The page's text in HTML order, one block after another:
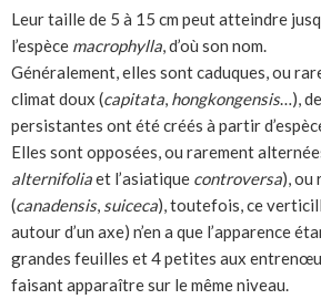
Leur taille de 5 à 15 cm peut atteindre
l’espèce macrophylla, d’où son nom.
Généralement, elles sont caduques, ou
climat doux (capitata, hongkongensis…),
persistantes ont été créés à partir
Elles sont opposées, ou rarement
alternifoliaet l’asiatique controversa), ou
(canadensis, suiceca), toutefois, ce
autour d’un axe) n’en a que l’apparence
grandes feuilles et 4 petites aux
faisant apparaître sur le même niveau.